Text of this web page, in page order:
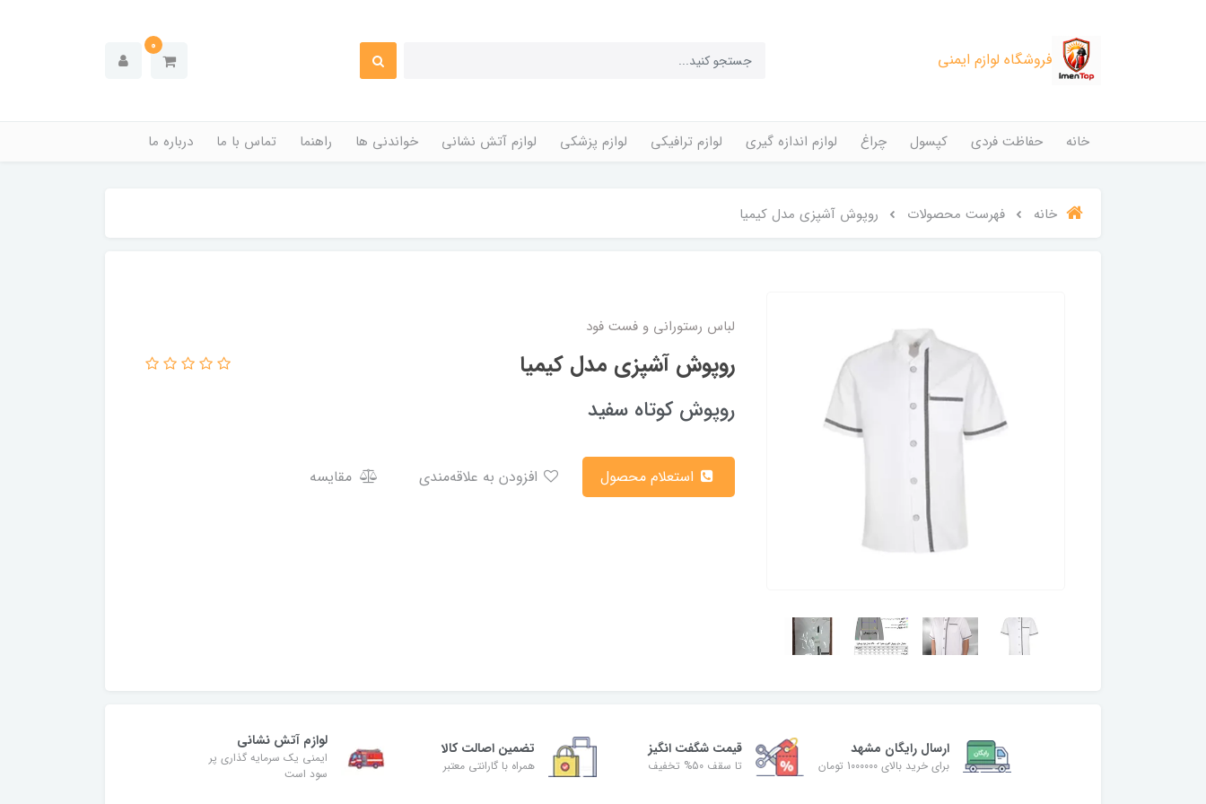
فروشگاه لوازم ایمنی
0
خانه حفاظت فردی کپسول چراغ لوازم اندازه گیری لوازم ترافیکی لوازم پزشکی لوازم آتش نشانی خواندنی ها راهنما تماس با ما درباره ما
خانه فهرست محصولات روپوش آشپزی مدل کیمیا
لباس رستورانی و فست فود
روپوش آشپزی مدل کیمیا
روپوش کوتاه سفید
مقایسه
ارسال رایگان مشهد
برای خرید بالای 1000000 تومان
قیمت شگفت‌ انگیز
تا سقف 50% تخفیف
تضمین اصالت کالا
همراه با گارانتی معتبر
لوازم آتش نشانی
ایمنی یک سرمایه گذاری پر
سود است